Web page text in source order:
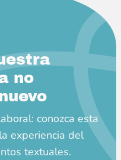
no
conozca esta
experiencia del
textuales.
un